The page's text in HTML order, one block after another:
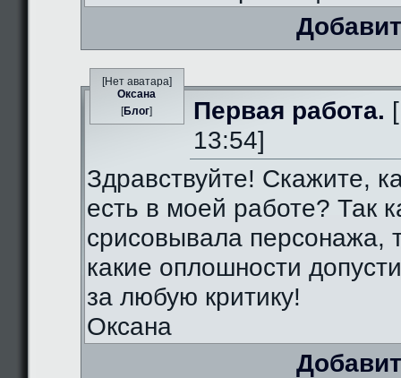
[Нет аватара]
Оксана
[Блог] Первая работа.
13:54]
Здравствуйте! Скажите,
есть в моей работе? Так
срисовывала персонажа,
какие оплошности
за любую критику!
Оксана